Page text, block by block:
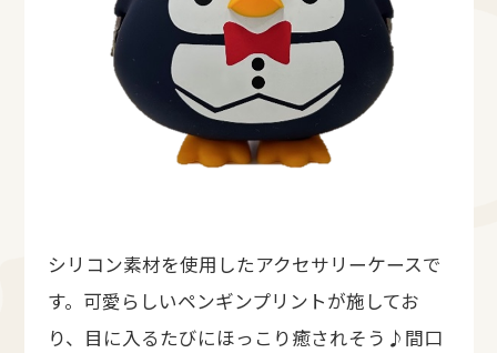
シリコン素材を使用したアクセサリーケースで
す。可愛らしいペンギンプリントが施してお
り、目に入るたびにほっこり癒されそう♪間口